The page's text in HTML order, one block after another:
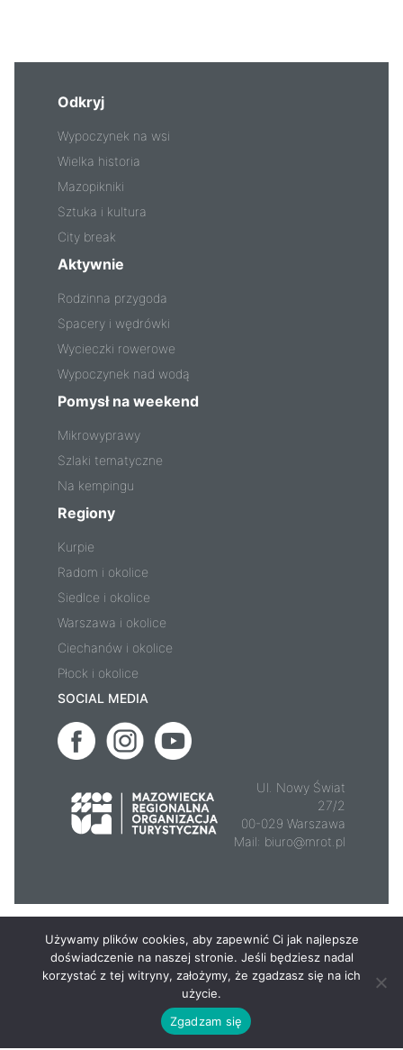
Odkryj
Wypoczynek na wsi
Wielka historia
Mazopikniki
Sztuka i kultura
City break
Aktywnie
Rodzinna przygoda
Spacery i wędrówki
Wycieczki rowerowe
Wypoczynek nad wodą
Pomysł na weekend
Mikrowyprawy
Szlaki tematyczne
Na kempingu
Regiony
Kurpie
Radom i okolice
Siedlce i okolice
Warszawa i okolice
Ciechanów i okolice
Płock i okolice
SOCIAL MEDIA
Ul. Nowy Świat
27/2
00-029 Warszawa
Mail: biuro@mrot.pl
Używamy plików cookies, aby zapewnić Ci jak najlepsze
doświadczenie na naszej stronie. Jeśli będziesz nadal
korzystać z tej witryny, założymy, że zgadzasz się na ich
użycie.
Zgadzam się